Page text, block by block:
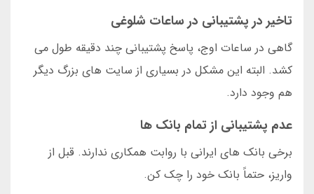
تاخیر در پشتیبانی در ساعات شلوغی
گاهی در ساعات اوج، پاسخ پشتیبانی چند دقیقه طول می
کشد. البته این مشکل در بسیاری از سایت های بزرگ دیگر
هم وجود دارد.
عدم پشتیبانی از تمام بانک ها
برخی بانک های ایرانی با روابت همکاری ندارند. قبل از
واریز، حتماً بانک خود را چک کن.